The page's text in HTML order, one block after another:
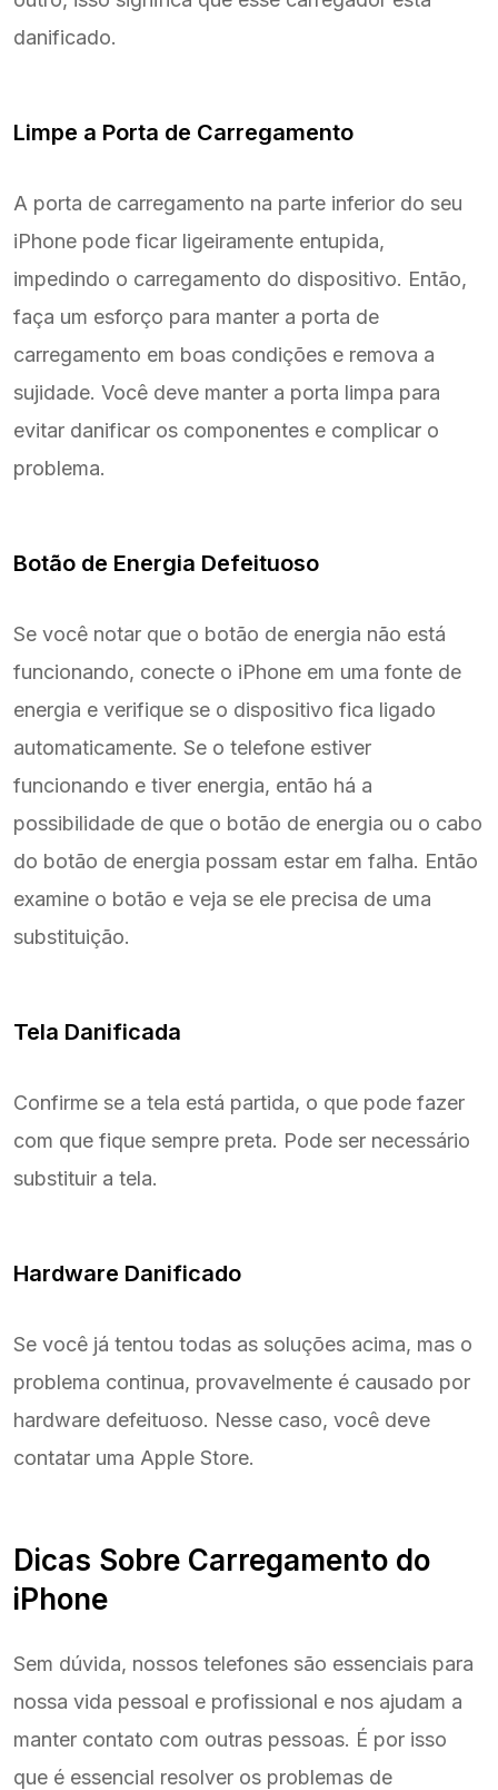
danificado.
Limpe a Porta de Carregamento
A porta de carregamento na parte inferior do seu
iPhone pode ficar ligeiramente entupida,
impedindo o carregamento do dispositivo. Então,
faça um esforço para manter a porta de
carregamento em boas condições e remova a
sujidade. Você deve manter a porta limpa para
evitar danificar os componentes e complicar o
problema.
Botão de Energia Defeituoso
Se você notar que o botão de energia não está
funcionando, conecte o iPhone em uma fonte de
energia e verifique se o dispositivo fica ligado
automaticamente. Se o telefone estiver
funcionando e tiver energia, então há a
possibilidade de que o botão de energia ou o cabo
do botão de energia possam estar em falha. Então
examine o botão e veja se ele precisa de uma
substituição.
Tela Danificada
Confirme se a tela está partida, o que pode fazer
com que fique sempre preta. Pode ser necessário
substituir a tela.
Hardware Danificado
Se você já tentou todas as soluções acima, mas o
problema continua, provavelmente é causado por
hardware defeituoso. Nesse caso, você deve
contatar uma Apple Store.
Dicas Sobre Carregamento do
iPhone
Sem dúvida, nossos telefones são essenciais para
nossa vida pessoal e profissional e nos ajudam a
manter contato com outras pessoas. É por isso
que é essencial resolver os problemas de